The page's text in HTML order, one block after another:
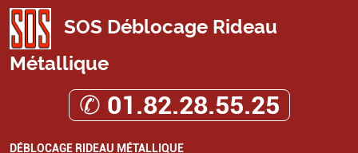
SOS Déblocage Rideau
Métallique
✆ 01.82.28.55.25
DÉBLOCAGE RIDEAU MÉTALLIQUE